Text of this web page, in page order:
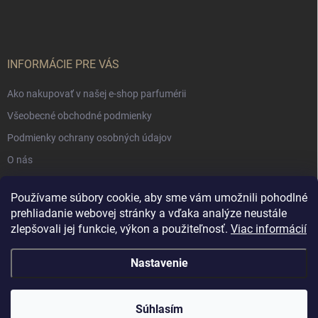
Používame súbory cookie, aby sme vám umožnili pohodlné
prehliadanie webovej stránky a vďaka analýze neustále
zlepšovali jej funkcie, výkon a použiteľnosť. Viac informácií
Nastavenie
Súhlasím
INFORMÁCIE PRE VÁS
Ako nakupovať v našej e-shop parfumérii
Všeobecné obchodné podmienky
Podmienky ochrany osobných údajov
O nás
NÁKUPNÝ KOŠÍK
0 ks /€0
Muschio Perfumery